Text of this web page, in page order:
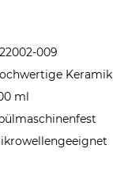
009
Keramik
ml